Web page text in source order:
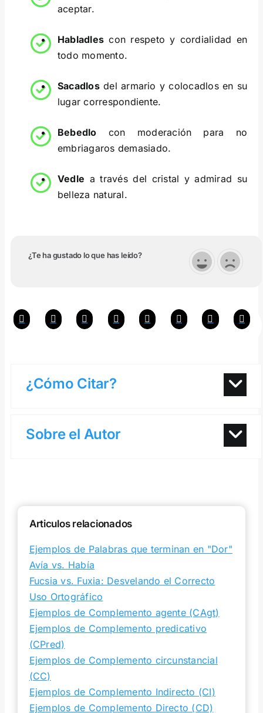
aceptar.
Habladles con respeto y cordialidad en
todo momento.
Sacadlosdel armario y colocadlos en su
lugar correspondiente.
Bebedlo con moderación para no
embriagaros demasiado.
Vedle a través del cristal y admirad su
belleza natural.
¿Te ha gustado lo que has leído?
¿Cómo Citar?
Sobre el Autor
Articulos relacionados
Ejemplos de Palabras que terminan en "Dor"
Avía vs. Había
Fucsia vs. Fuxia: Desvelando el Correcto
Uso Ortográfico
Ejemplos de Complemento agente (CAgt)
Ejemplos de Complemento predicativo
(CPred)
Ejemplos de Complemento circunstancial
(CC)
Ejemplos de Complemento Indirecto (CI)
Ejemplos de Complemento Directo (CD)